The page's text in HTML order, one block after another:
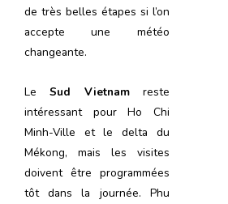
de très belles étapes si l’on
accepte une météo
changeante.
LeSud Vietnamreste
intéressant pour Ho Chi
Minh-Ville et le delta du
Mékong, mais les visites
doivent être programmées
tôt dans la journée. Phu